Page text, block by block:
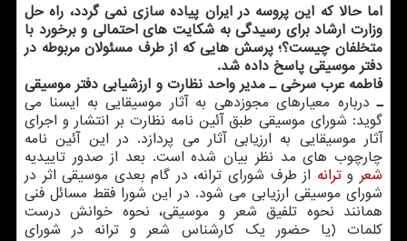
اما حالا که این پروسه در ایران پیاده سازی نمی گردد، راه حل
وزارت ارشاد برای رسیدگی به شکایت های احتمالی و برخورد با
متخلفان چیست؟؛ پرسش هایی که از طرف مسئولان مربوطه در
دفتر موسیقی پاسخ داده شد.
فاطمه عرب سرخی ـ مدیر واحد نظارت و ارزشیابی دفتر موسیقی
ـدرباره معیارهای مجوزدهی به آثار موسیقایی به ایسنا می
گوید: شورای موسیقی طبق آئین نامه نظارت بر انتشار و اجرای
آثار موسیقایی به ارزیابی آثار می پردازد. در این آئین نامه
چارچوب های مد نظر بیان شده است. بعد از صدور تاییدیه
شعروترانه از طرف شورای ترانه، در گام بعدی موسیقی اثر در
شورای موسیقی ارزیابی می شود. در این شورا فقط مسائل فنی
همانند نحوه تلفیق شعر و موسیقی، نحوه خوانش درست
کلمات (یا حضور یک کارشناس شعر و ترانه در شورای